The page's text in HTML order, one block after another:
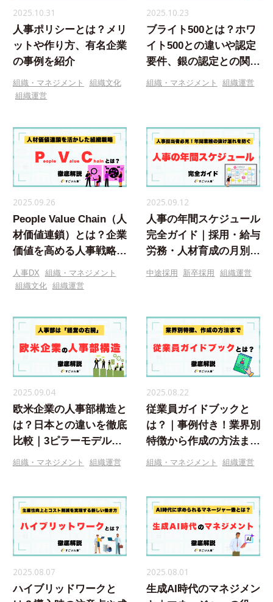
2025.10.31
人事ポリシーとは？メリ
ットや作り方、有名企業
の事例を紹介
組織・マネジメント
組織文化
組織運営
2025.10.23
ブライト500とは？ホワ
イト500との違いや認定
要件、銀の認定との関係
や企業のメリットを徹底
組織・マネジメント 組織運営
2025.09.26
People Value Chain（人
材価値連鎖）とは？企業
価値を高める人事戦略の
新常識を徹底解説
人事DX
組織・マネジメント
組織文化
組織運営
2025.09.12
人事の年間スケジュール
完全ガイド｜採用・給与
労務・人材育成の月別ス
ケジュールと業務改善の
中途採用 新卒採用 組織運営
2025.09.04
欧米企業の人事部構造と
は？日本との違いを徹底
比較｜3ピラーモデル完
全解説
組織・マネジメント 組織運営
2025.08.22
従業員ガイドブックと
は？｜事例付き！業界別
特徴から作成の方法まで
徹底解説
組織・マネジメント 組織運営
2025.08.07
ハイブリッドワークと
2025.08.01
生成AI時代のマネジメン